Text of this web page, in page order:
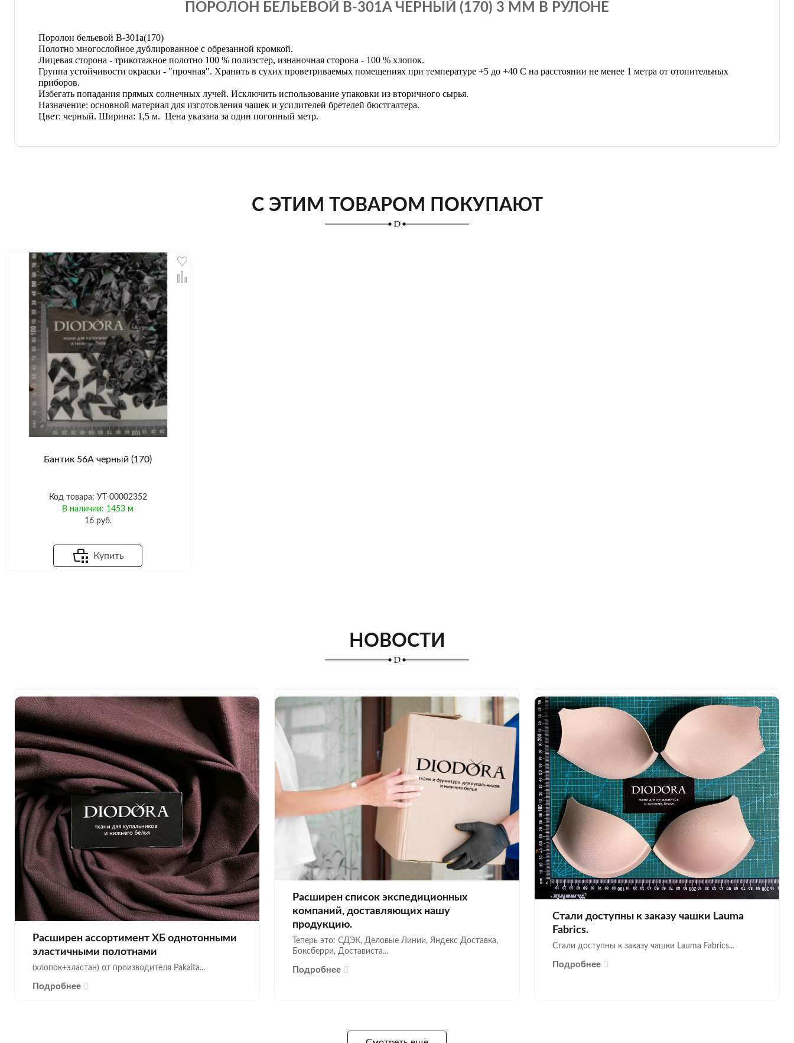
ПОРОЛОН БЕЛЬЕВОЙ B-301A ЧЕРНЫЙ (170) 3 ММ В РУЛОНЕ
Поролон бельевой В-301а(170)
Полотно многослойное дублированное с обрезанной кромкой.
Лицевая сторона - трикотажное полотно 100 % полиэстер, изнаночная сторона - 100 % хлопок.
Группа устойчивости окраски - "прочная". Хранить в сухих проветриваемых помещениях при температуре +5 до +40 С на расстоянии не менее 1 метра от отопительных
приборов.
Избегать попадания прямых солнечных лучей. Исключить использование упаковки из вторичного сырья.
Назначение: основной материал для изготовления чашек и усилителей бретелей бюстгалтера.
Цвет: черный. Ширина: 1,5 м. Цена указана за один погонный метр.
С ЭТИМ ТОВАРОМ ПОКУПАЮТ
Бантик 56А черный (170)
Код товара: УТ-00002352
В наличии: 1453 м
16 руб.
Купить
НОВОСТИ
Расширен ассортимент ХБ однотонными
эластичными полотнами
(хлопок+эластан) от производителя Pakaita...
Подробнее
Расширен список экспедиционных
компаний, доставляющих нашу
продукцию.
Теперь это: СДЭК, Деловые Линии, Яндекс Доставка,
Боксберри, Достависта...
Подробнее
Стали доступны к заказу чашки Lauma
Fabrics.
Стали доступны к заказу чашки Lauma Fabrics...
Подробнее